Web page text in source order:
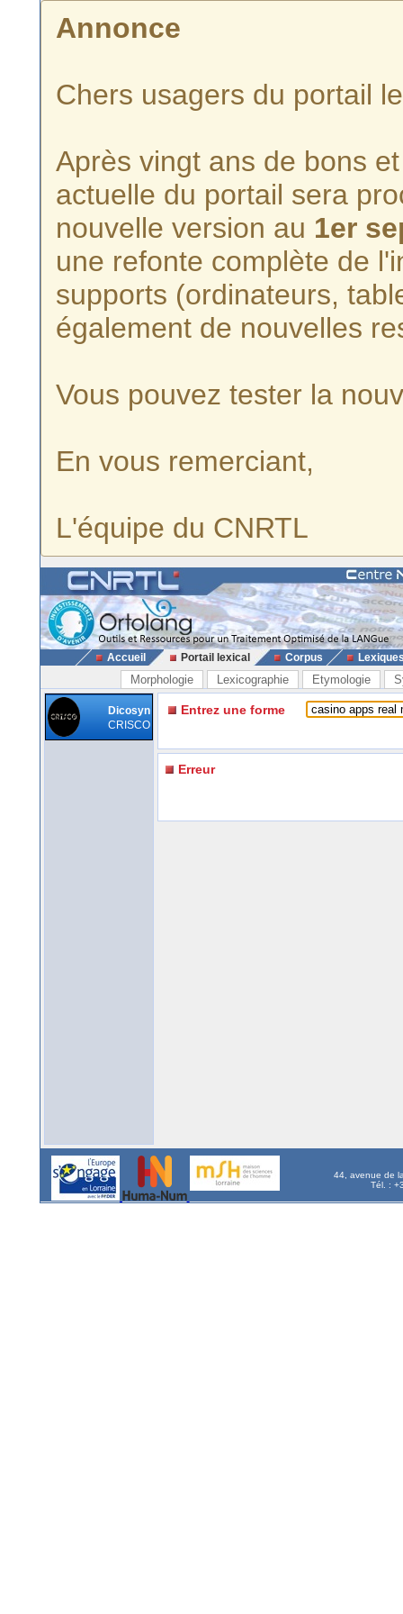
Annonce
Chers usagers du portail
Après vingt ans de bons
actuelle du portail sera
nouvelle version au 1er
une refonte complète de
supports (ordinateurs,
également de nouvelles
Vous pouvez tester la
En vous remerciant,
L'équipe du CNRTL
Accueil Portail lexical Corpus
Morphologie Lexicographie Etymologie
Dicosyn
CRISCO
Entrez une forme
Erreur
44, avenue de
Tél. :